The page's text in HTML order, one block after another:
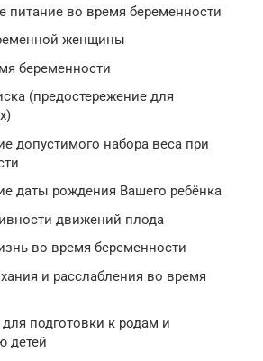
питание во время беременности
женщины
беременности
(предостережение для
допустимого набора веса при
даты рождения Вашего ребёнка
движений плода
во время беременности
и расслабления во время
для подготовки к родам и
детей